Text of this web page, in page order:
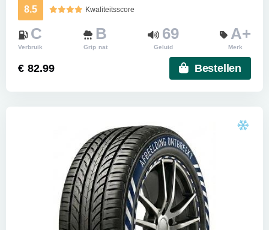
8.5 Kwaliteitsscore
C
Verbruik
B
Grip nat
69
Geluid
A+
Merk
€ 82.99 Bestellen